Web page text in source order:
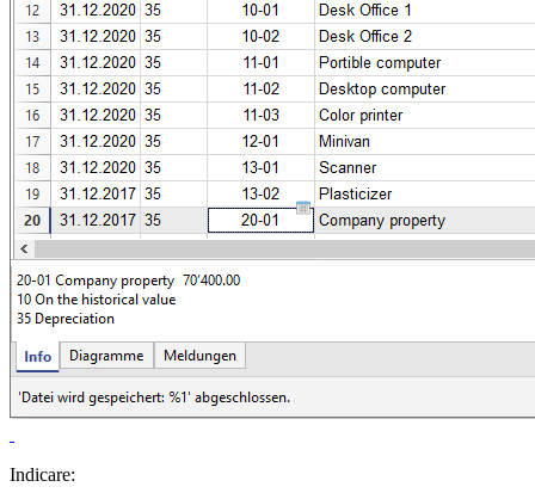
Indicare: